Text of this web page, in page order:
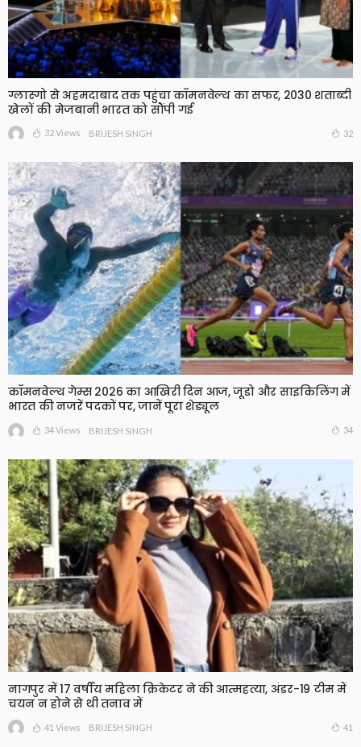
ग्लास्गो से अहमदाबाद तक पहुंचा कॉमनवेल्थ का सफर, 2030 शताब्दी
खेलों की मेजबानी भारत को सौंपी गई
32 Views BRIJESH SINGH 32
कॉमनवेल्थ गेम्स 2026 का आखिरी दिन आज, जूडो और साइकिलिंग में
भारत की नजरें पदकों पर, जानें पूरा शेड्यूल
34 Views BRIJESH SINGH 34
नागपुर में 17 वर्षीय महिला क्रिकेटर ने की आत्महत्या, अंडर-19 टीम में
चयन न होने से थी तनाव में
41 Views BRIJESH SINGH 41